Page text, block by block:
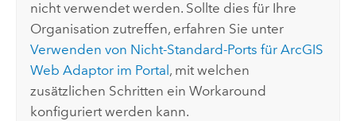
nicht verwendet werden. Sollte dies für Ihre
Organisation zutreffen, erfahren Sie unter
Verwenden von Nicht-Standard-Ports fürArcGIS
Web Adaptor im Portal , mit welchen
zusätzlichen Schritten ein Workaround
konfiguriert werden kann.